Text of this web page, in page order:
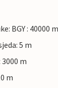
BGY : 40000 m
5 m
m
m